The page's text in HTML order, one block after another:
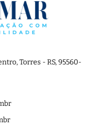
Torres - RS, 95560-